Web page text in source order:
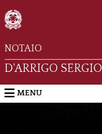
NOTAIO
D'ARRIGO SERGIO
MENU